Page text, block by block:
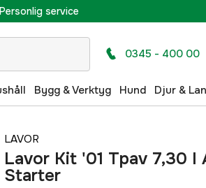
Personlig service
0345 - 400 00
Bygg & Verktyg Hund Djur &
LAVOR
Lavor Kit '01 Tpav 7,30 I
Starter